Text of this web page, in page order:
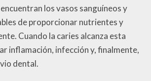
los vasos sanguíneos y
de proporcionar nutrientes y
Cuando la caries alcanza esta
inflamación, infección y, finalmente,
dental.